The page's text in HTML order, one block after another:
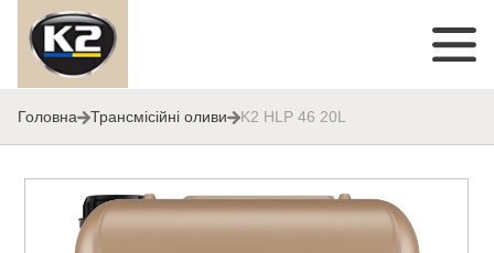
Головна Трансмісійні оливи K2 HLP 46 20L